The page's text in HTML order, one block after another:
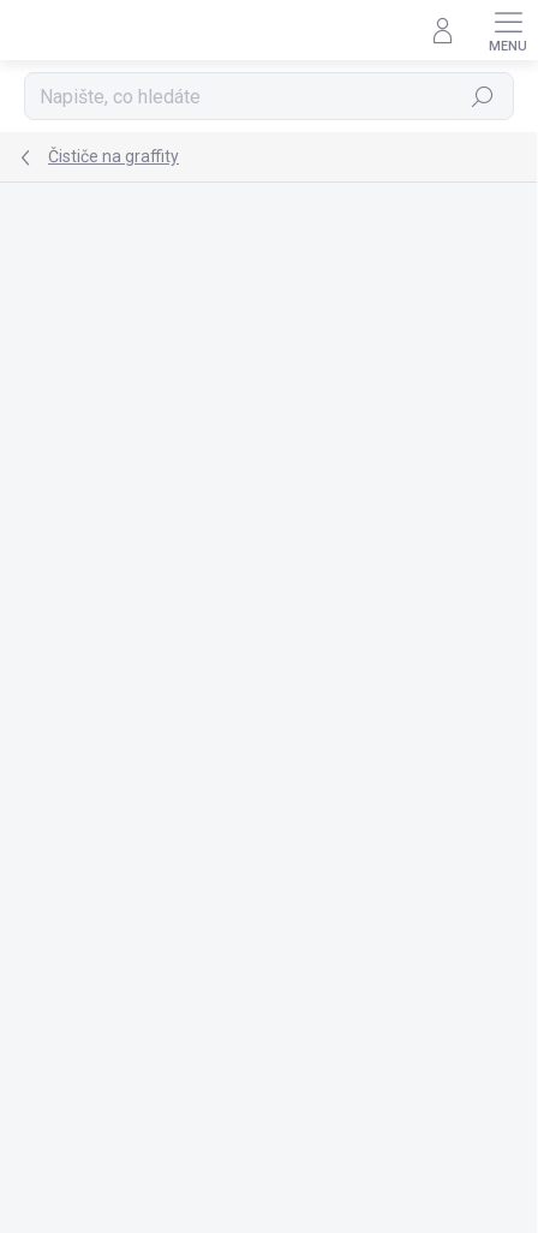
Hledat
Čističe na graffity